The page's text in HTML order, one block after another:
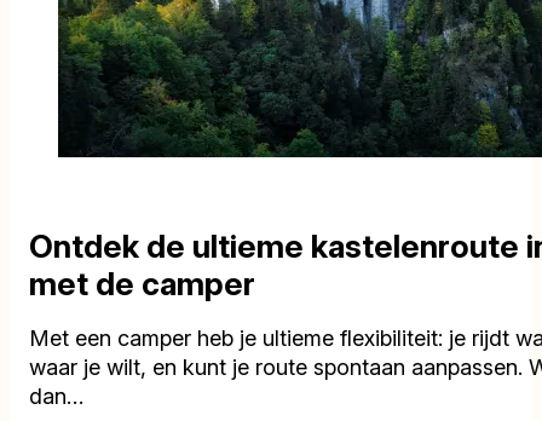
Ontdek de ultieme kastelenroute
met de camper
Met een camper heb je ultieme flexibiliteit: je rijdt
waar je wilt, en kunt je route spontaan aanpassen.
dan…